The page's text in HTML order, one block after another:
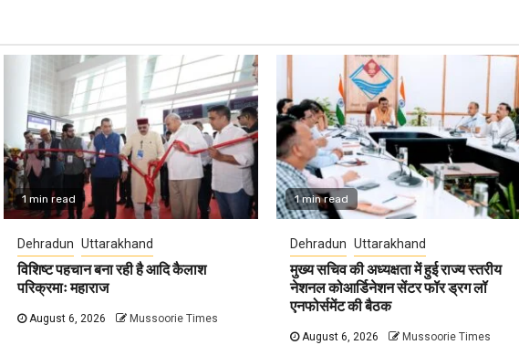
1 min read
Dehradun Uttarakhand
विशिष्ट पहचान बना रही है आदि कैलाश
परिक्रमाः महाराज
August 6, 2026 Mussoorie Times
1 min read
Dehradun Uttarakhand
मुख्य सचिव की अध्यक्षता में हुई राज्य स्तरीय
नेशनल कोआर्डिनेशन सेंटर फॉर ड्रग लॉ
एनफोर्समेंट की बैठक
August 6, 2026 Mussoorie Times